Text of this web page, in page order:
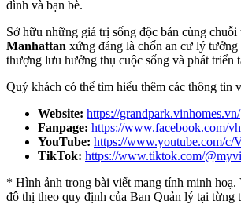
đình và bạn bè.
Sở hữu những giá trị sống độc bản cùng chuỗi
Manhattan xứng đáng là chốn an cư lý tưởng
thượng lưu hưởng thụ cuộc sống và phát triển
Quý khách có thể tìm hiểu thêm các thông tin
Website: https://grandpark.vinhomes.vn/
Fanpage: https://www.facebook.com/
YouTube: https://www.youtube.com/c/
TikTok: https://www.tiktok.com/
* Hình ảnh trong bài viết mang tính minh hoạ.
đô thị theo quy định của Ban Quản lý tại từng